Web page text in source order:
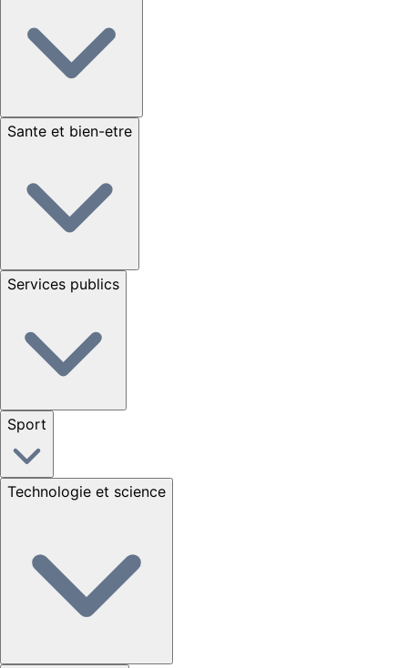
Sante et bien-etre
Services publics
Sport
Technologie et science